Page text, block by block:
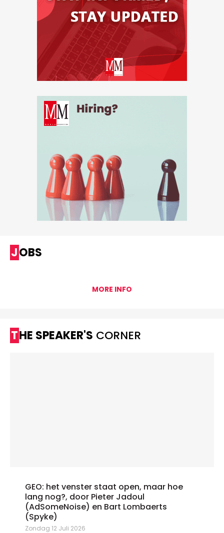
JOBS
MORE INFO
THE SPEAKER'S CORNER
GEO: het venster staat open, maar hoe
lang nog?, door Pieter Jadoul
(AdSomeNoise) en Bart Lombaerts
(Spyke)
Zondag 12 Juli 2026